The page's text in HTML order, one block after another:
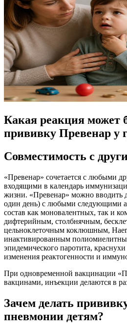
Какая реакция может
прививку Превенар у
Совместимость с
«Превенар» сочетается с любыми
входящими в календарь
жизни. «Превенар» можно вводить
один день) с любыми следующими
состав как моновалентных, так и
дифтерийным, столбнячным,
цельноклеточным коклюшным,
инактивированным
эпидемического паротита,
изменения реактогенности и
При одновременной вакцинации
вакцинами, инъекции делаются в
Зачем делать
пневмонии детям?